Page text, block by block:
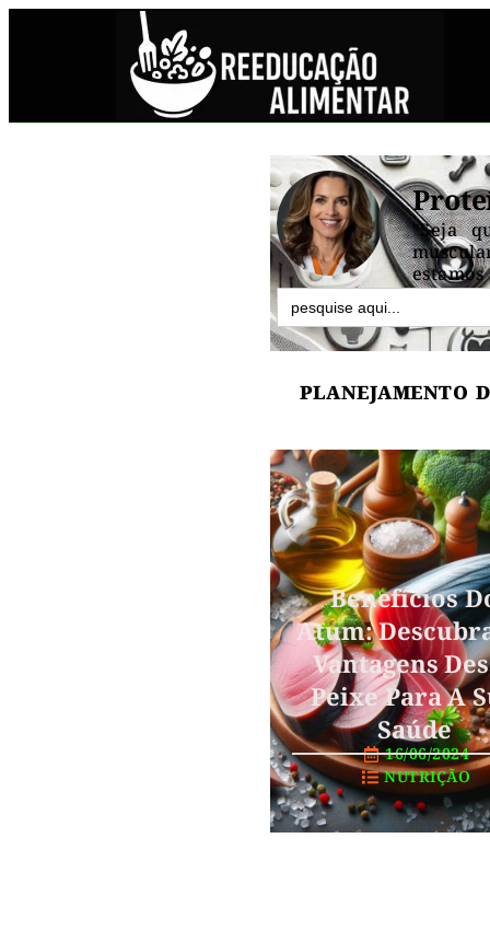
"Seja
Search
for:
PLANEJAMENTO
Benefícios
Atum:
Vantagens
Peixe Para A
Saúde
16/06/2024
NUTRIÇÃO